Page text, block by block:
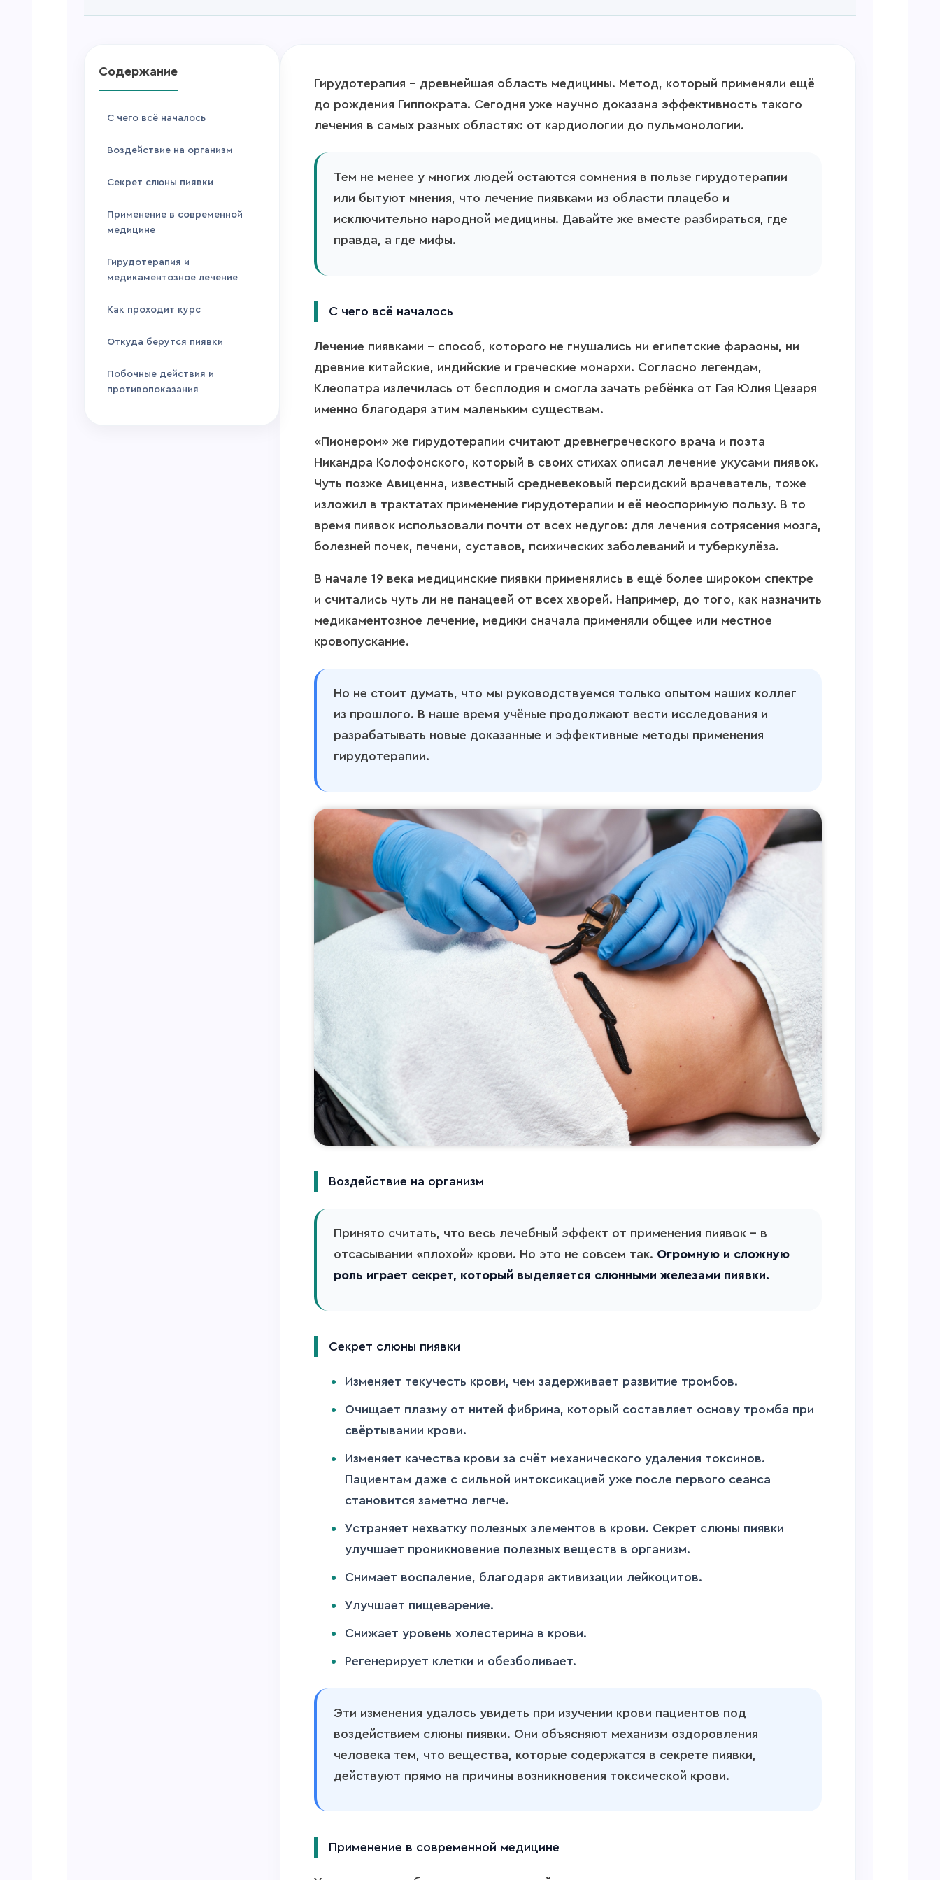
Содержание
С чего всё началось
Воздействие на организм
Секрет слюны пиявки
Применение в современной
медицине
Гирудотерапия и
медикаментозное лечение
Как проходит курс
Откуда берутся пиявки
Побочные действия и
противопоказания
Гирудотерапия – древнейшая область медицины. Метод, который применяли ещё
до рождения Гиппократа. Сегодня уже научно доказана эффективность такого
лечения в самых разных областях: от кардиологии до пульмонологии.
Тем не менее у многих людей остаются сомнения в пользе гирудотерапии
или бытуют мнения, что лечение пиявками из области плацебо и
исключительно народной медицины. Давайте же вместе разбираться, где
правда, а где мифы.
С чего всё началось
Лечение пиявками – способ, которого не гнушались ни египетские фараоны, ни
древние китайские, индийские и греческие монархи. Согласно легендам,
Клеопатра излечилась от бесплодия и смогла зачать ребёнка от Гая Юлия Цезаря
именно благодаря этим маленьким существам.
«Пионером» же гирудотерапии считают древнегреческого врача и поэта
Никандра Колофонского, который в своих стихах описал лечение укусами пиявок.
Чуть позже Авиценна, известный средневековый персидский врачеватель, тоже
изложил в трактатах применение гирудотерапии и её неоспоримую пользу. В то
время пиявок использовали почти от всех недугов: для лечения сотрясения мозга,
болезней почек, печени, суставов, психических заболеваний и туберкулёза.
В начале 19 века медицинские пиявки применялись в ещё более широком спектре
и считались чуть ли не панацеей от всех хворей. Например, до того, как назначить
медикаментозное лечение, медики сначала применяли общее или местное
кровопускание.
Но не стоит думать, что мы руководствуемся только опытом наших коллег
из прошлого. В наше время учёные продолжают вести исследования и
разрабатывать новые доказанные и эффективные методы применения
гирудотерапии.
Воздействие на организм
Принято считать, что весь лечебный эффект от применения пиявок – в
отсасывании «плохой» крови. Но это не совсем так. Огромную и сложную
роль играет секрет, который выделяется слюнными железами пиявки.
Секрет слюны пиявки
Изменяет текучесть крови, чем задерживает развитие тромбов.
Очищает плазму от нитей фибрина, который составляет основу тромба при
свёртывании крови.
Изменяет качества крови за счёт механического удаления токсинов.
Пациентам даже с сильной интоксикацией уже после первого сеанса
становится заметно легче.
Устраняет нехватку полезных элементов в крови. Секрет слюны пиявки
улучшает проникновение полезных веществ в организм.
Снимает воспаление, благодаря активизации лейкоцитов.
Улучшает пищеварение.
Снижает уровень холестерина в крови.
Регенерирует клетки и обезболивает.
Эти изменения удалось увидеть при изучении крови пациентов под
воздействием слюны пиявки. Они объясняют механизм оздоровления
человека тем, что вещества, которые содержатся в секрете пиявки,
действуют прямо на причины возникновения токсической крови.
Применение в современной медицине